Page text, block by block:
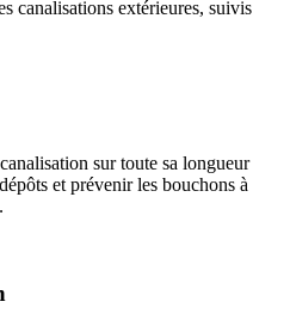
canalisations extérieures, suivis
sur toute sa longueur
et prévenir les bouchons à